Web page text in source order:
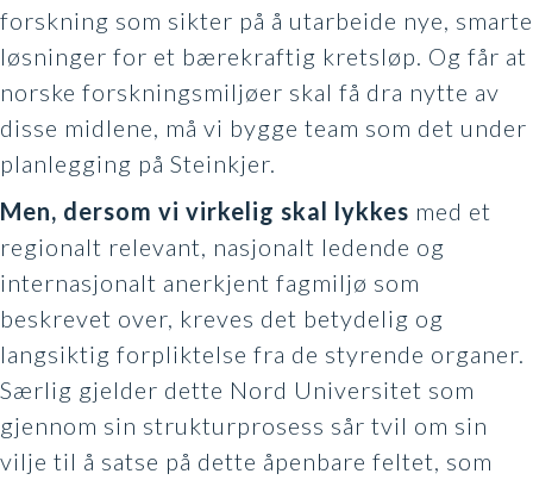
forskning som sikter på å utarbeide nye, smarte
løsninger for et bærekraftig kretsløp. Og får at
norske forskningsmiljøer skal få dra nytte av
disse midlene, må vi bygge team som det under
planlegging på Steinkjer.
Men, dersom vi virkelig skal lykkes med et
regionalt relevant, nasjonalt ledende og
internasjonalt anerkjent fagmiljø som
beskrevet over, kreves det betydelig og
langsiktig forpliktelse fra de styrende organer.
Særlig gjelder dette Nord Universitet som
gjennom sin strukturprosess sår tvil om sin
vilje til å satse på dette åpenbare feltet, som